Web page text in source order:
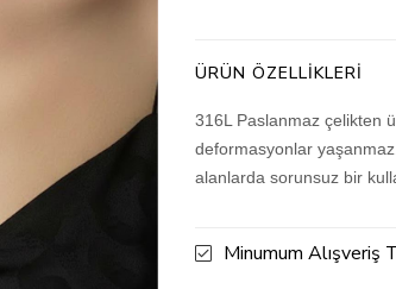
ÜRÜN ÖZELLIKLERI
316L Paslanmaz çelikten
deformasyonlar
alanlarda sorunsuz bir
Minumum Alışveriş